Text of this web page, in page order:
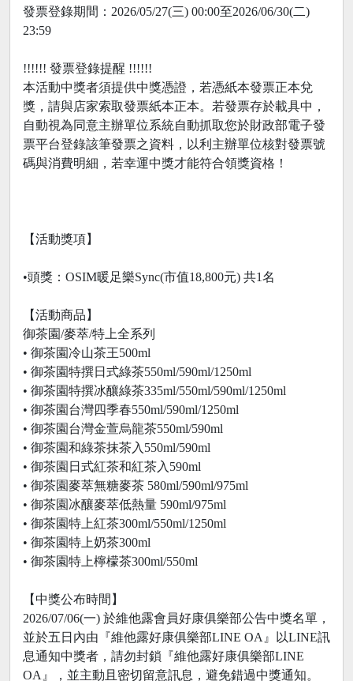
發票登錄期間：2026/05/27(三) 00:00至2026/06/30(二)
23:59
!!!!!! 發票登錄提醒 !!!!!!
本活動中獎者須提供中獎憑證，若憑紙本發票正本兌
獎，請與店家索取發票紙本正本。若發票存於載具中，
自動視為同意主辦單位系統自動抓取您於財政部電子發
票平台登錄該筆發票之資料，以利主辦單位核對發票號
碼與消費明細，若幸運中獎才能符合領獎資格！
【活動獎項】
•頭獎：OSIM暖足樂Sync(市值18,800元) 共1名
【活動商品】
御茶園/麥萃/特上全系列
• 御茶園冷山茶王500ml
• 御茶園特撰日式綠茶550ml/590ml/1250ml
• 御茶園特撰冰釀綠茶335ml/550ml/590ml/1250ml
• 御茶園台灣四季春550ml/590ml/1250ml
• 御茶園台灣金萱烏龍茶550ml/590ml
• 御茶園和綠茶抹茶入550ml/590ml
• 御茶園日式紅茶和紅茶入590ml
• 御茶園麥萃無糖麥茶 580ml/590ml/975ml
• 御茶園冰釀麥萃低熱量 590ml/975ml
• 御茶園特上紅茶300ml/550ml/1250ml
• 御茶園特上奶茶300ml
• 御茶園特上檸檬茶300ml/550ml
【中獎公布時間】
2026/07/06(一) 於維他露會員好康俱樂部公告中獎名單，
並於五日內由『維他露好康俱樂部LINE OA』以LINE訊
息通知中獎者，請勿封鎖『維他露好康俱樂部LINE
OA』，並主動且密切留意訊息，避免錯過中獎通知。